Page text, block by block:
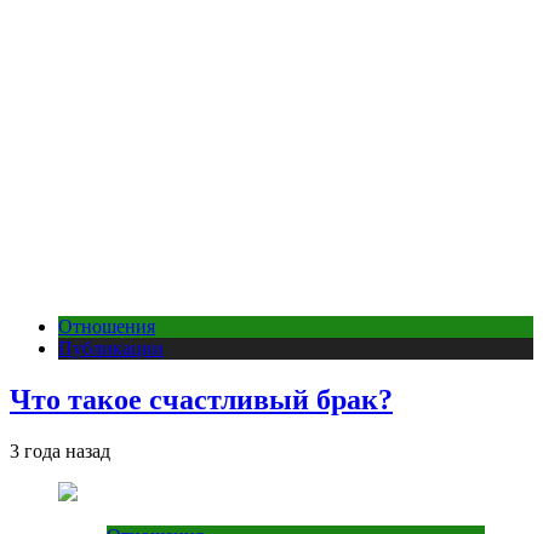
Отношения
Публикации
Что такое счастливый брак?
3 года назад